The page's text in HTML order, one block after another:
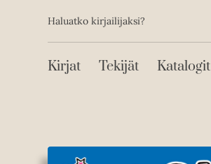
sisältöönToissijainen
Haluatko kirjailijaksi?
Päävalikko
Kirjat Tekijät Katalogit